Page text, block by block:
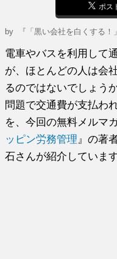
ポス
by 『「黒い会社を白くする！
電車やバスを利用して
が、ほとんどの人は会
るのではないでしょう
問題で交通費が支払わ
を、今回の無料メルマ
ッピン労務管理 』の著
石さんが紹介しています